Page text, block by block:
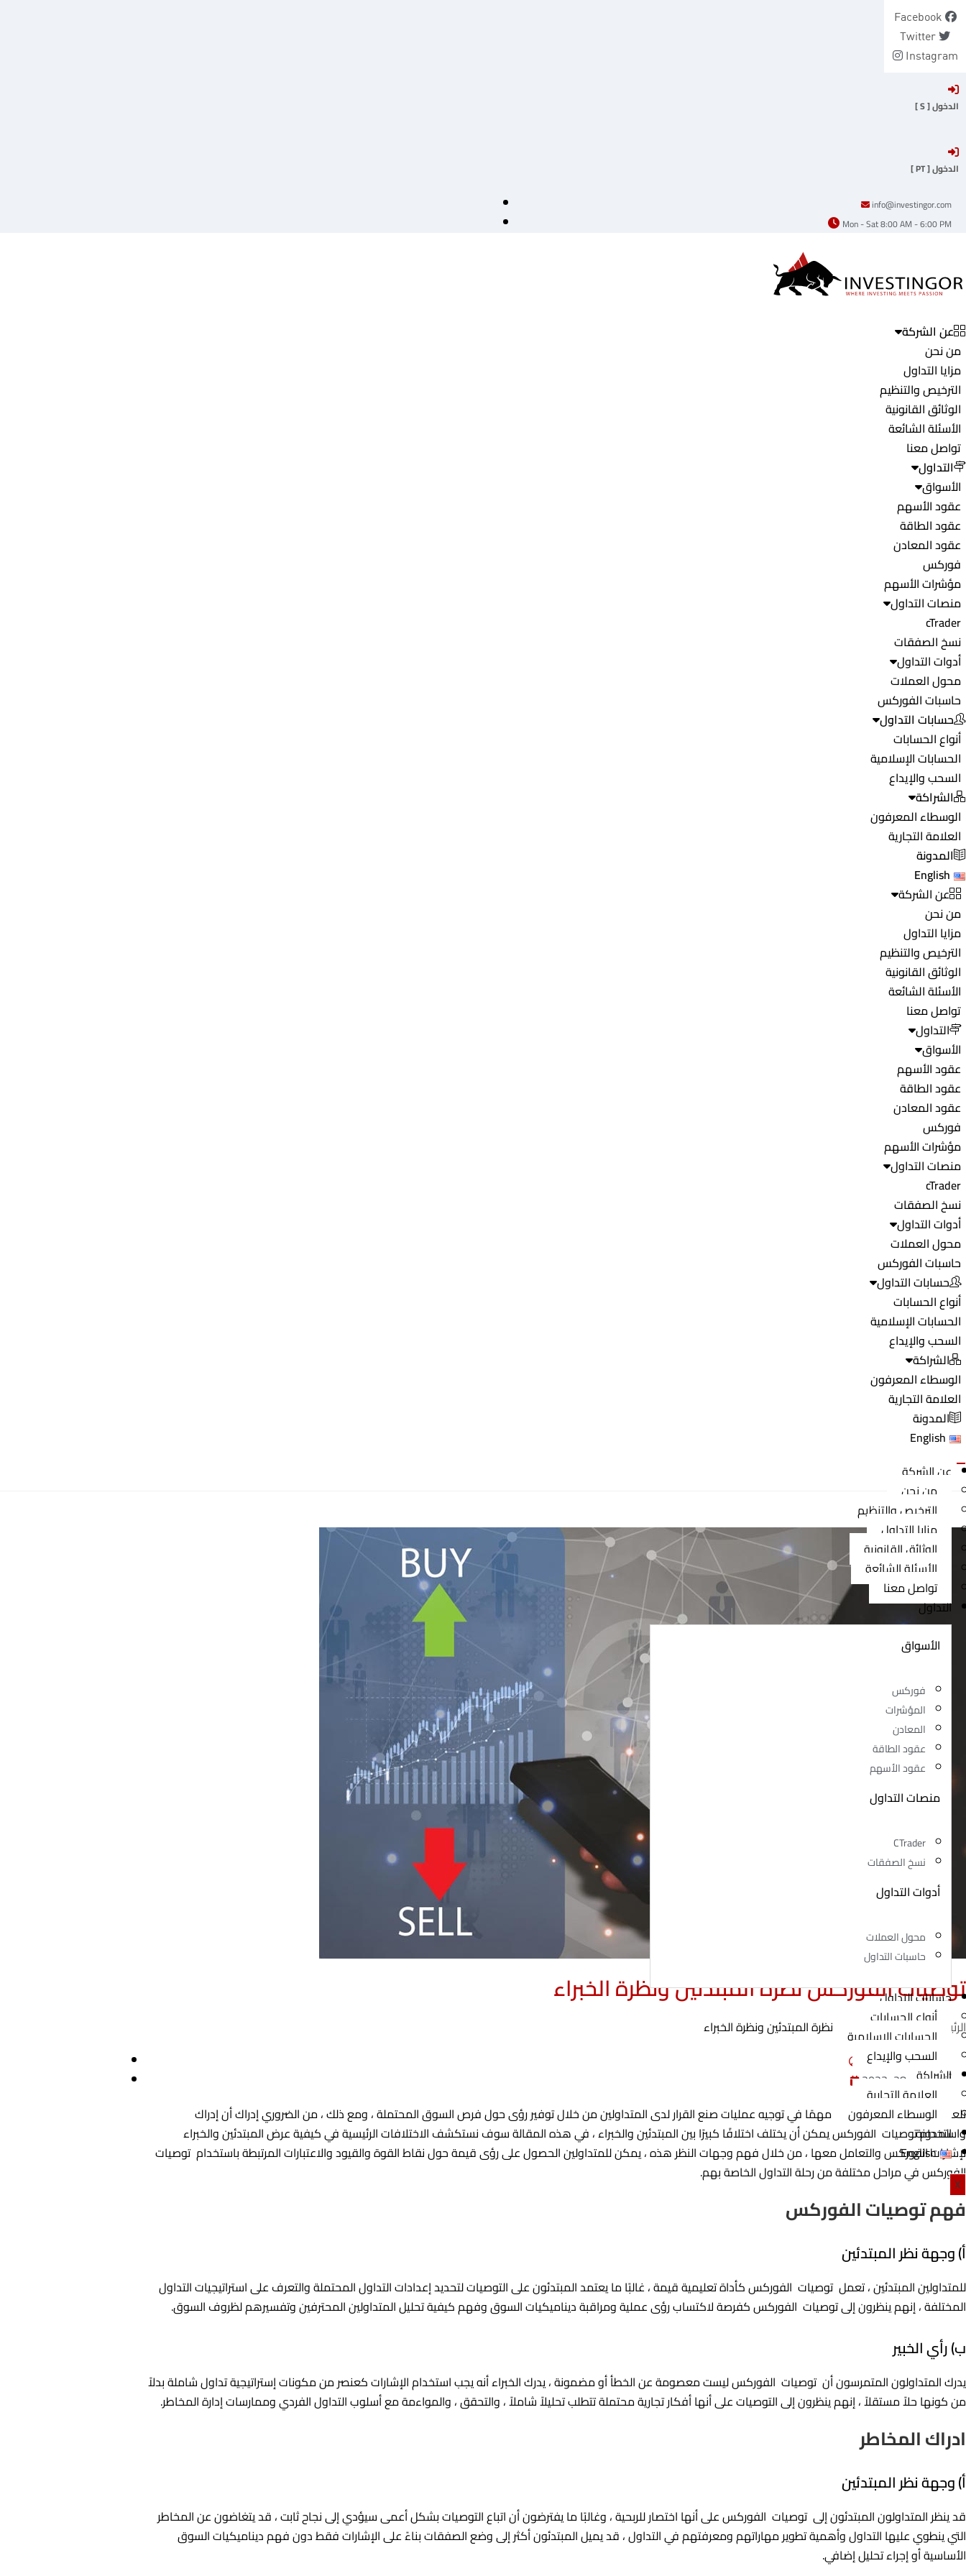
content
Facebook
Twitter
Instagram
الدخول [ S ]
الدخول [ PT ]
info@investingor.com
Mon - Sat 8:00 AM - 6:00 PM
عن الشركة
من نحن
مزايا التداول
الترخيص والتنظيم
الوثائق القانونية
الأسئلة الشائعة
تواصل معنا
التداول
الأسواق
عقود الأسهم
عقود الطاقة
عقود المعادن
فوركس
مؤشرات الأسهم
منصات التداول
cTrader
نسخ الصفقات
أدوات التداول
محول العملات
حاسبات الفوركس
حسابات التداول
أنواع الحسابات
الحسابات الإسلامية
السحب والإيداع
الشراكة
الوسطاء المعرفون
العلامة التجارية
المدونة
English
عن الشركة
من نحن
مزايا التداول
الترخيص والتنظيم
الوثائق القانونية
الأسئلة الشائعة
تواصل معنا
التداول
الأسواق
عقود الأسهم
عقود الطاقة
عقود المعادن
فوركس
مؤشرات الأسهم
منصات التداول
cTrader
نسخ الصفقات
أدوات التداول
محول العملات
حاسبات الفوركس
حسابات التداول
أنواع الحسابات
الحسابات الإسلامية
السحب والإيداع
الشراكة
الوسطاء المعرفون
العلامة التجارية
المدونة
English
عن الشركة
من نحن
الترخيص والتنظيم
مزايا التداول
الوثائق القانونية
الأسئلة الشائعة
تواصل معنا
التداول
الأسواق
فوركس
المؤشرات
المعادن
عقود الطاقة
عقود الأسهم
منصات التداول
CTrader
نسخ الصفقات
أدوات التداول
محول العملات
حاسبات التداول
حسابات التداول
أنواع الحسابات
الحسابات الإسلامية
السحب والإيداع
الشراكة
العلامة التجارية
الوسطاء المعرفون
المدونة
English
X
توصيات الفوركس نظرة المبتدئين ونظرة الخبراء
الرئيسية»توصيات الفوركس نظرة المبتدئين ونظرة الخبراء
Investingor Admin
أغسطس 28, 2023
تلعب توصيات الفوركسدورًا مهمًا في توجيه عمليات صنع القرار لدى المتداولين من خلال توفير رؤى حول فرص السوق المحتملة ، ومع ذلك ، من الضروري إدراك أن إدراك
واستخدام توصيات الفوركس يمكن أن يختلف اختلافًا كبيرًا بين المبتدئين والخبراء ، في هذه المقالة سوف نستكشف الاختلافات الرئيسية في كيفية عرض المبتدئين والخبراء
لإشارات الفوركس والتعامل معها ، من خلال فهم وجهات النظر هذه ، يمكن للمتداولين الحصول على رؤى قيمة حول نقاط القوة والقيود والاعتبارات المرتبطة باستخدام توصيات
الفوركس في مراحل مختلفة من رحلة التداول الخاصة بهم.
فهم توصيات الفوركس
أ) وجهة نظر المبتدئين
للمتداولين المبتدئين ، تعمل توصيات الفوركس كأداة تعليمية قيمة ، غالبًا ما يعتمد المبتدئون على التوصيات لتحديد إعدادات التداول المحتملة والتعرف على استراتيجيات التداول
المختلفة ، إنهم ينظرون إلى توصيات الفوركس كفرصة لاكتساب رؤى عملية ومراقبة ديناميكيات السوق وفهم كيفية تحليل المتداولين المحترفين وتفسيرهم لظروف السوق.
ب) رأي الخبير
يدرك المتداولون المتمرسون أن توصيات الفوركس ليست معصومة عن الخطأ أو مضمونة ، يدرك الخبراء أنه يجب استخدام الإشارات كعنصر من مكونات إستراتيجية تداول شاملة بدلاً
من كونها حلاً مستقلاً ، إنهم ينظرون إلى التوصيات على أنها أفكار تجارية محتملة تتطلب تحليلاً شاملاً ، والتحقق ، والمواءمة مع أسلوب التداول الفردي وممارسات إدارة المخاطر.
ادراك المخاطر
أ) وجهة نظر المبتدئين
قد ينظر المتداولون المبتدئون إلى توصيات الفوركس على أنها اختصار للربحية ، وغالبًا ما يفترضون أن اتباع التوصيات بشكل أعمى سيؤدي إلى نجاح ثابت ، قد يتغاضون عن المخاطر
التي ينطوي عليها التداول وأهمية تطوير مهاراتهم ومعرفتهم في التداول ، قد يميل المبتدئون أكثر إلى وضع الصفقات بناءً على الإشارات فقط دون فهم ديناميكيات السوق
الأساسية أو إجراء تحليل إضافي.